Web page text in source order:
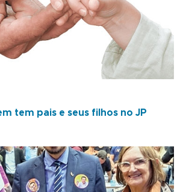
tem pais e seus filhos no JP